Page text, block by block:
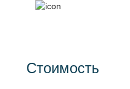
Стоимость